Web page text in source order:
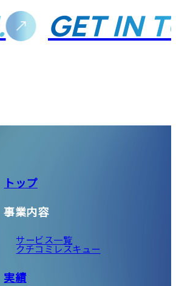
GET IN
トップ
事業内容
サービス一覧
クチコミレスキュー
実績